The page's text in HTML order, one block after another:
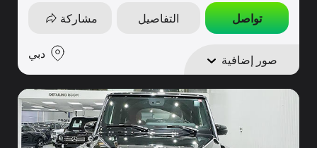
تواصل التفاصيل مشاركة
صور إضافية دبي